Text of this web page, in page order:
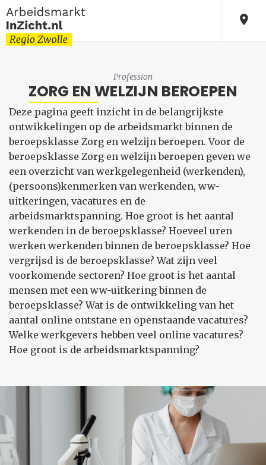
Profession
ZORG EN WELZIJN BEROEPEN
Deze pagina geeft inzicht in de belangrijkste
ontwikkelingen op de arbeidsmarkt binnen de
beroepsklasse Zorg en welzijn beroepen. Voor de
beroepsklasse Zorg en welzijn beroepen geven we
een overzicht van werkgelegenheid (werkenden),
(persoons)kenmerken van werkenden, ww-
uitkeringen, vacatures en de
arbeidsmarktspanning. Hoe groot is het aantal
werkenden in de beroepsklasse? Hoeveel uren
werken werkenden binnen de beroepsklasse? Hoe
vergrijsd is de beroepsklasse? Wat zijn veel
voorkomende sectoren? Hoe groot is het aantal
mensen met een ww-uitkering binnen de
beroepsklasse? Wat is de ontwikkeling van het
aantal online ontstane en openstaande vacatures?
Welke werkgevers hebben veel online vacatures?
Hoe groot is de arbeidsmarktspanning?